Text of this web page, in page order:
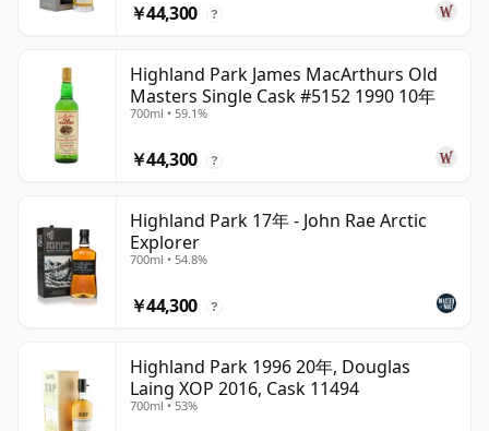
￥44,300 ?
Highland Park James MacArthurs Old
Masters Single Cask #5152 1990 10年
700ml • 59.1%
￥44,300 ?
Highland Park 17年 - John Rae Arctic
Explorer
700ml • 54.8%
￥44,300 ?
Highland Park 1996 20年, Douglas
Laing XOP 2016, Cask 11494
700ml • 53%